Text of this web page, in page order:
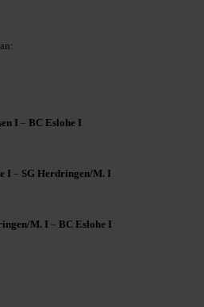
I – BC Eslohe I
I – SG Herdringen/M. I
M. I – BC Eslohe I